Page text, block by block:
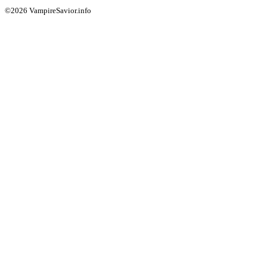
©2026 VampireSavior.info